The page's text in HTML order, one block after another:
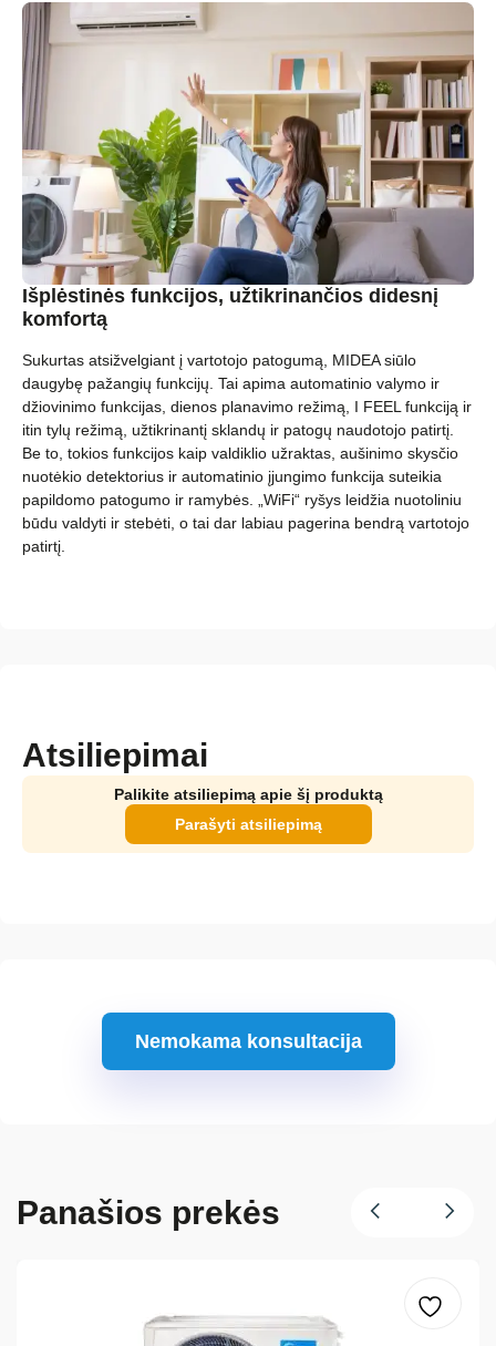
Išplėstinės funkcijos, užtikrinančios didesnį
komfortą
Sukurtas atsižvelgiant į vartotojo patogumą, MIDEA siūlo
daugybę pažangių funkcijų. Tai apima automatinio valymo ir
džiovinimo funkcijas, dienos planavimo režimą, I FEEL funkciją ir
itin tylų režimą, užtikrinantį sklandų ir patogų naudotojo patirtį.
Be to, tokios funkcijos kaip valdiklio užraktas, aušinimo skysčio
nuotėkio detektorius ir automatinio įjungimo funkcija suteikia
papildomo patogumo ir ramybės. „WiFi“ ryšys leidžia nuotoliniu
būdu valdyti ir stebėti, o tai dar labiau pagerina bendrą vartotojo
patirtį.
Atsiliepimai
Palikite atsiliepimą apie šį produktą
Parašyti atsiliepimą
Nemokama konsultacija
Panašios prekės